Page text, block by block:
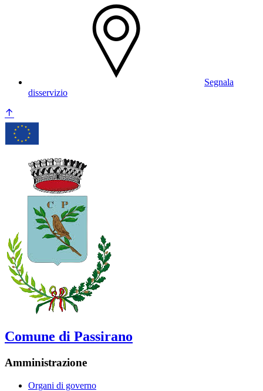
Segnala
disservizio
Comune di Passirano
Amministrazione
Organi di governo